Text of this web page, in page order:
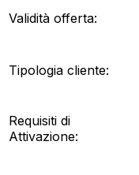
Validità offerta:
Tipologia cliente:
Requisiti di
Attivazione: